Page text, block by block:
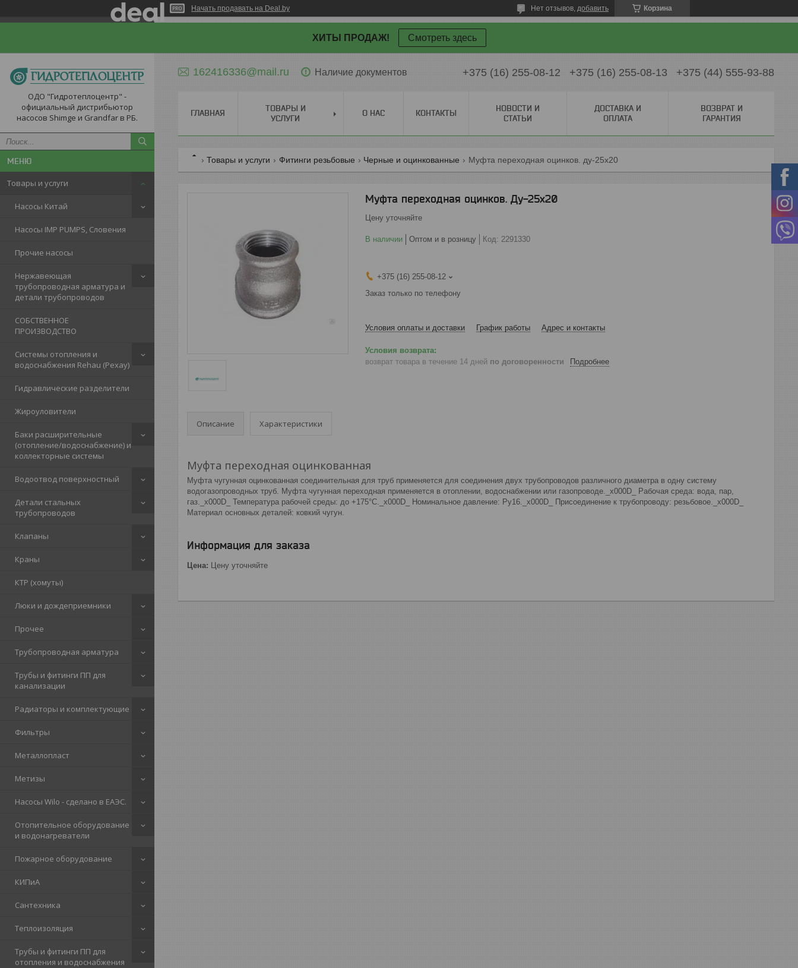
Начать продавать на Deal.by Корзина
Нет отзывов, добавить
ХИТЫ ПРОДАЖ! Смотреть здесь
ОДО "Гидротеплоцентр" -
официальный дистрибьютор
насосов Shimge и Grandfar в РБ.
Товары и услуги
Насосы Китай
Насосы IMP PUMPS, Словения
Прочие насосы
Нержавеющая
трубопроводная арматура и
детали трубопроводов
СОБСТВЕННОЕ
ПРОИЗВОДСТВО
Системы отопления и
водоснабжения Rehau (Рехау)
Гидравлические разделители
Жироуловители
Баки расширительные
(отопление/водоснабжение) и
коллекторные системы
Водоотвод поверхностный
Детали стальных
трубопроводов
Клапаны
Краны
КТР (хомуты)
Люки и дождеприемники
Прочее
Трубопроводная арматура
Трубы и фитинги ПП для
канализации
Радиаторы и комплектующие
Фильтры
Металлопласт
Метизы
Насосы Wilo - сделано в ЕАЭС.
Отопительное оборудование
и водонагреватели
Пожарное оборудование
КИПиА
Сантехника
Теплоизоляция
Трубы и фитинги ПП для
отопления и водоснабжения
162416336@mail.ru Наличие документов +375 (16) 255-08-12 +375 (16) 255-08-13 +375 (44) 555-93-88
ГЛАВНАЯ
ТОВАРЫ И
УСЛУГИ
О НАС КОНТАКТЫ
НОВОСТИ И
СТАТЬИ
ДОСТАВКА И
ОПЛАТА
ВОЗВРАТ И
ГАРАНТИЯ
Товары и услуги Фитинги резьбовые Черные и оцинкованные Муфта переходная оцинков. ду-25х20
Муфта переходная оцинков. Ду-25х20
Цену уточняйте
В наличии Оптом и в розницу Код: 2291330
+375 (16) 255-08-12
Заказ только по телефону
Условия оплаты и доставки График работы Адрес и контакты
возврат товара в течение 14 дней по договоренности Подробнее
Описание Характеристики
Муфта переходная оцинкованная
Муфта чугунная оцинкованная соединительная для труб применяется для соединения двух трубопроводов различного диаметра в одну систему
водогазопроводных труб. Муфта чугунная переходная применяется в отоплении, водоснабжении или газопроводе._x000D_ Рабочая среда: вода, пар,
газ._x000D_ Температура рабочей среды: до +175°С._x000D_ Номинальное давление: Ру16._x000D_ Присоединение к трубопроводу: резьбовое._x000D_
Материал основных деталей: ковкий чугун.
Информация для заказа
Цена: Цену уточняйте